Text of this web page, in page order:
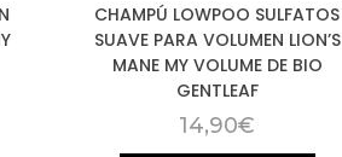
CHAMPÚ LOWPOO SULFATOS
SUAVE PARA VOLUMEN LION’S
MANE MY VOLUME DE BIO
GENTLEAF
14,90€